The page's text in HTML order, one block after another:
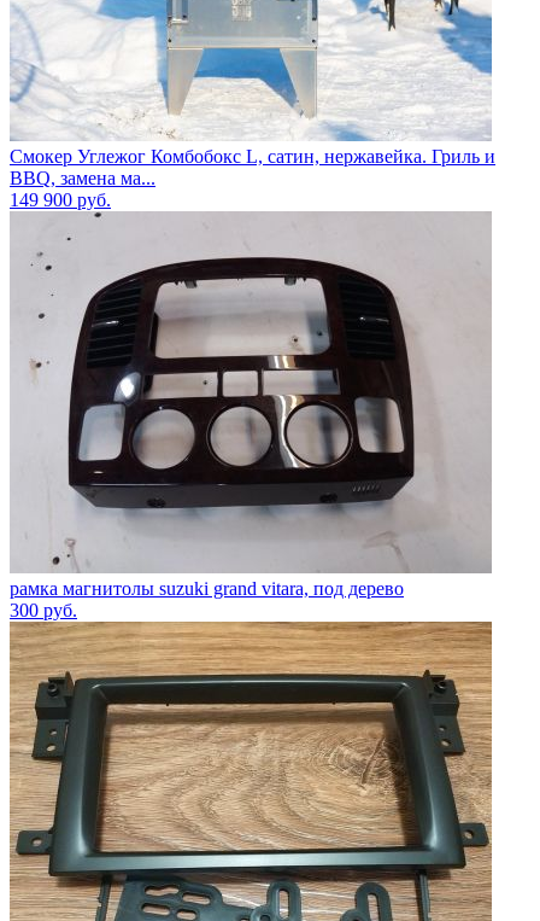
Смокер Углежог Комбобокс L, сатин, нержавейка. Гриль и
BBQ, замена ма...
149 900 руб.
рамка магнитолы suzuki grand vitara, под дерево
300 руб.